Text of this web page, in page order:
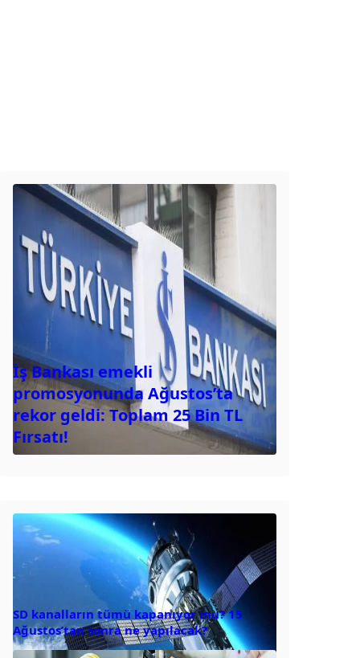
İş Bankası emekli
promosyonunda Ağustos’ta
rekor geldi: Toplam 25 Bin TL
Fırsatı!
SD kanalların tümü kapanıyor mu? 15
Ağustos’tan sonra ne yapılacak?